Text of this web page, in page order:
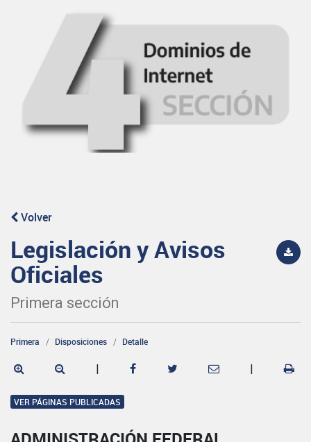
Volver
Legislación y Avisos
Oficiales
Primera sección
Primera Disposiciones Detalle
| |
VER PÁGINAS PUBLICADAS